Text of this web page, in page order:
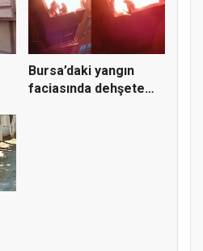
Bursa’daki yangın
faciasında dehşete